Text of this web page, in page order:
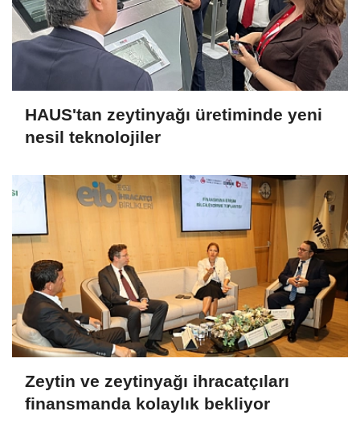
HAUS'tan zeytinyağı üretiminde yeni
nesil teknolojiler
Zeytin ve zeytinyağı ihracatçıları
finansmanda kolaylık bekliyor